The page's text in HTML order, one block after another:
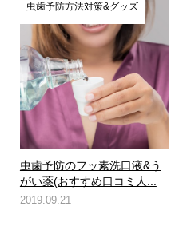
虫歯予防方法対策&グッズ
虫歯予防のフッ素洗口液&う
がい薬(おすすめ口コミ人...
2019.09.21